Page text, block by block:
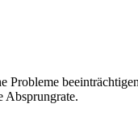
Probleme
Absprungrate.